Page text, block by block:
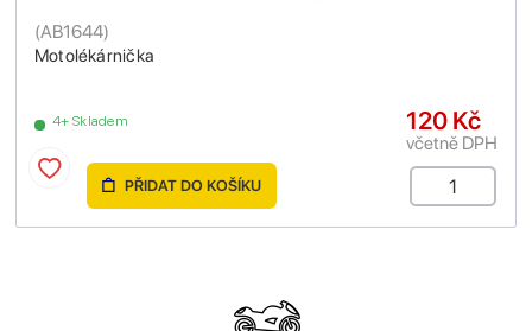
Motolékárnička
(AB1644)
4+ Skladem 120 Kč
včetně DPH
PŘIDAT DO KOŠÍKU